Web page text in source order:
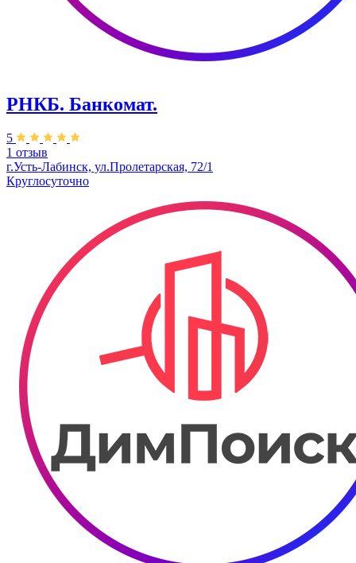
РНКБ. Банкомат.
5
1 отзыв
г.Усть-Лабинск, ул.​​Пролетарская, 72/1
Круглосуточно